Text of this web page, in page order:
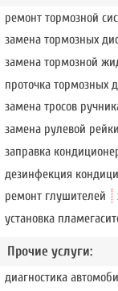
ремонт тормозной
замена тормозных
замена тормозной
проточка тормозных
замена тросов
замена рулевой рейки
заправка
дезинфекция
ремонт глушителей
установка
Прочие услуги:
диагностика